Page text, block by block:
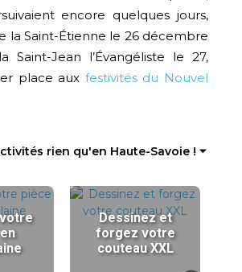
encore quelques jours,
la Saint-Étienne le 26 décembre
Jean l’Évangéliste le 27,
place aux festivités du Nouvel
rien qu'en Haute-Savoie ! ⏷
Dessinez et
forgez votre
couteau XXL